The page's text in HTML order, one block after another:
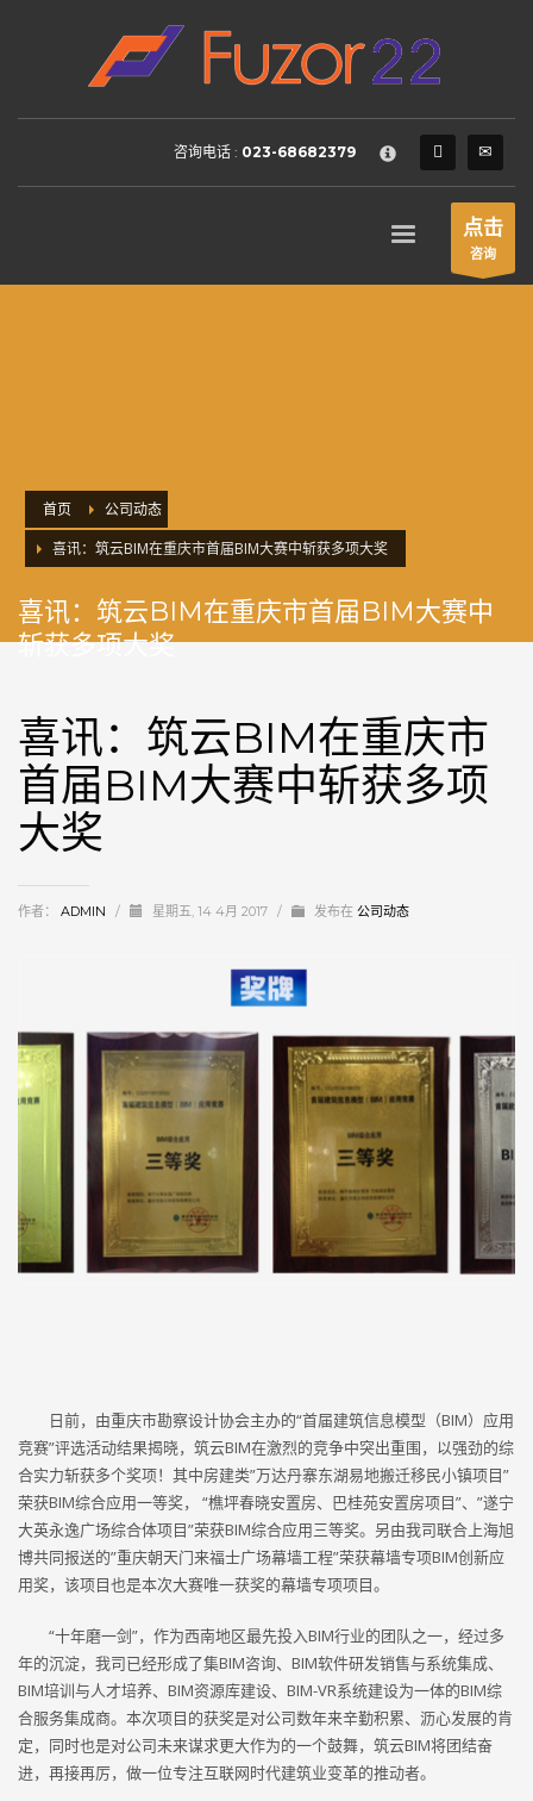
HOW TO SHOP
Login or create new account.
2 Review your order.
FREEshipment
If you still have problems, please let us know, by sending an
SHOWROOM HOURS
咨询电话 : 023-68682379
点击
咨询
首页
公司动态
喜讯：筑云BIM在重庆市首届BIM大赛中斩获多项大奖
喜讯：筑云BIM在重庆市首届BIM大赛中
斩获多项大奖
喜讯：筑云BIM在重庆市
首届BIM大赛中斩获多项
大奖
作者： ADMIN / 星期五, 14 4月 2017 / 发布在 公司动态
日前，由重庆市勘察设计协会主办的“首届建筑信息模型（BIM）应用
竞赛”评选活动结果揭晓，筑云BIM在激烈的竞争中突出重围，以强劲的综
合实力斩获多个奖项！其中房建类”万达丹寨东湖易地搬迁移民小镇项目”
荣获BIM综合应用一等奖， “樵坪春晓安置房、巴桂苑安置房项目”、”遂宁
大英永逸广场综合体项目”荣获BIM综合应用三等奖。另由我司联合上海旭
博共同报送的”重庆朝天门来福士广场幕墙工程”荣获幕墙专项BIM创新应
用奖，该项目也是本次大赛唯一获奖的幕墙专项项目。
“十年磨一剑”，作为西南地区最先投入BIM行业的团队之一，经过多
年的沉淀，我司已经形成了集BIM咨询、BIM软件研发销售与系统集成、
BIM培训与人才培养、BIM资源库建设、BIM-VR系统建设为一体的BIM综
合服务集成商。本次项目的获奖是对公司数年来辛勤积累、沥心发展的肯
定，同时也是对公司未来谋求更大作为的一个鼓舞，筑云BIM将团结奋
进，再接再厉，做一位专注互联网时代建筑业变革的推动者。